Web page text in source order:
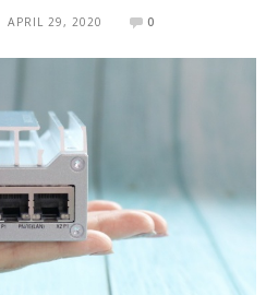
APRIL 29, 2020 0